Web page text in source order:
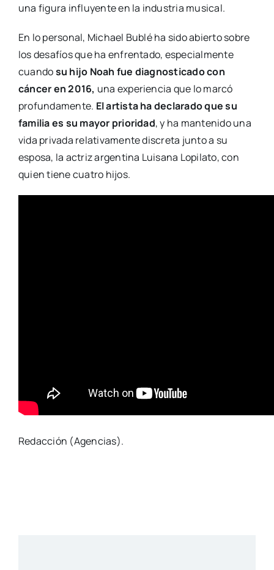
una figura influyente en la industria musical.
En lo personal, Michael Bublé ha sido abierto sobre
los desafíos que ha enfrentado, especialmente
cuandosu hijo Noah fue diagnosticado con
cáncer en 2016, una experiencia que lo marcó
profundamente. El artista ha declarado que su
familia es su mayor prioridad, y ha mantenido una
vida privada relativamente discreta junto a su
esposa, la actriz argentina Luisana Lopilato, con
quien tiene cuatro hijos.
Redacción (Agencias).